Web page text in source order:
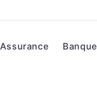
Assurance Banque